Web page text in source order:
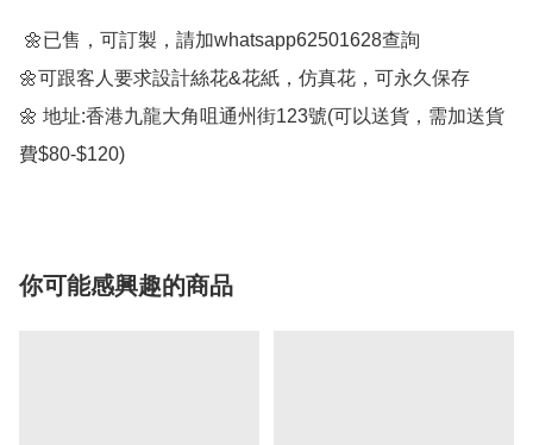
🌼可跟客人要求設計絲花&花紙，仿真花，可永久保存
🌼 地址:香港九龍大角咀通州街123號(可以送貨，需加送貨
費$80-$120)
你可能感興趣的商品